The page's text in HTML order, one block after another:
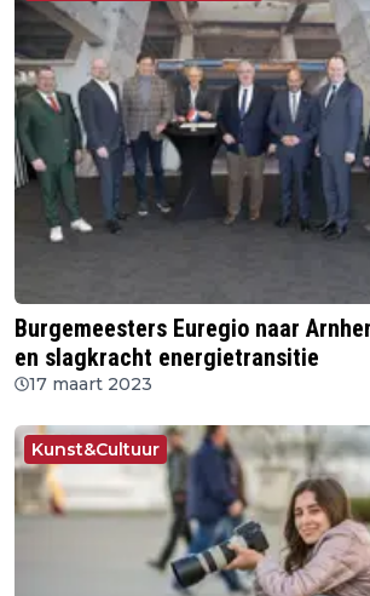
Burgemeesters Euregio naar
en slagkracht energietransitie
17 maart 2023
Kunst&Cultuur